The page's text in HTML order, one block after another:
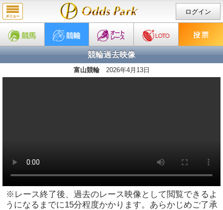
ログイン
競輪過去映像
富山競輪 2026年4月13日
※レース終了後、過去のレース映像として閲覧できるよ
うになるまでに15分程度かかります。あらかじめご了承